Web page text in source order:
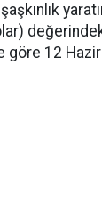
göre 12